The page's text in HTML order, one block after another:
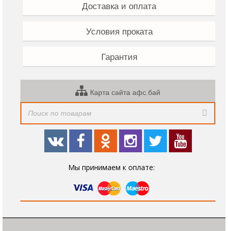
Доставка и оплата
Условия проката
Гарантия
Карта сайта афс.бай
Мы принимаем к оплате: